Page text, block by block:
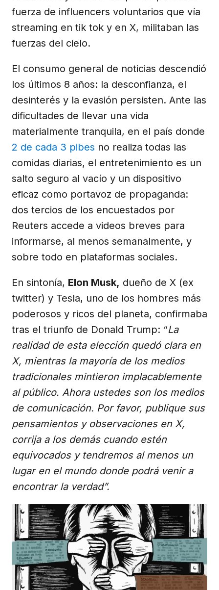
fuerza de influencers voluntarios que vía
streaming en tik tok y en X, militaban las
fuerzas del cielo.
El consumo general de noticias descendió
los últimos 8 años: la desconfianza, el
desinterés y la evasión persisten. Ante las
dificultades de llevar una vida
materialmente tranquila, en el país donde
2 de cada 3 pibes no realiza todas las
comidas diarias, el entretenimiento es un
salto seguro al vacío y un dispositivo
eficaz como portavoz de propaganda:
dos tercios de los encuestados por
Reuters accede a videos breves para
informarse, al menos semanalmente, y
sobre todo en plataformas sociales.
En sintonía, Elon Musk, dueño de X (ex
twitter) y Tesla, uno de los hombres más
poderosos y ricos del planeta, confirmaba
tras el triunfo de Donald Trump: “La
realidad de esta elección quedó clara en
X, mientras la mayoría de los medios
tradicionales mintieron implacablemente
al público. Ahora ustedes son los medios
de comunicación. Por favor, publique sus
pensamientos y observaciones en X,
corrija a los demás cuando estén
equivocados y tendremos al menos un
lugar en el mundo donde podrá venir a
encontrar la verdad”.